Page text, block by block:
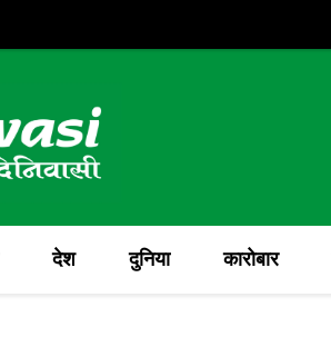
देश दुनिया कारोबार